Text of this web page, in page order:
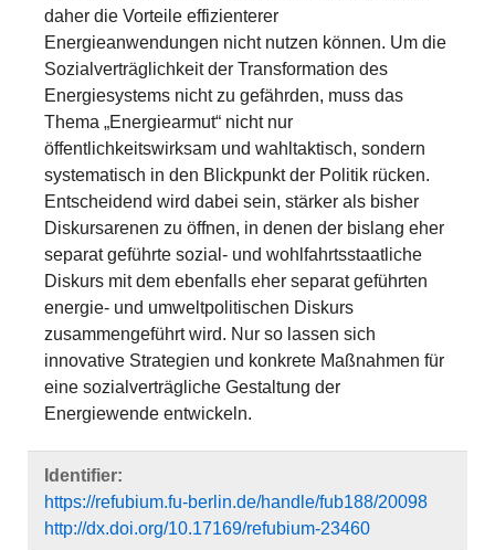
daher die Vorteile effizienterer
Energieanwendungen nicht nutzen können. Um die
Sozialverträglichkeit der Transformation des
Energiesystems nicht zu gefährden, muss das
Thema „Energiearmut“ nicht nur
öffentlichkeitswirksam und wahltaktisch, sondern
systematisch in den Blickpunkt der Politik rücken.
Entscheidend wird dabei sein, stärker als bisher
Diskursarenen zu öffnen, in denen der bislang eher
separat geführte sozial- und wohlfahrtsstaatliche
Diskurs mit dem ebenfalls eher separat geführten
energie- und umweltpolitischen Diskurs
zusammengeführt wird. Nur so lassen sich
innovative Strategien und konkrete Maßnahmen für
eine sozialverträgliche Gestaltung der
Energiewende entwickeln.
Identifier:
https://refubium.fu-berlin.de/handle/fub188/20098
http://dx.doi.org/10.17169/refubium-23460